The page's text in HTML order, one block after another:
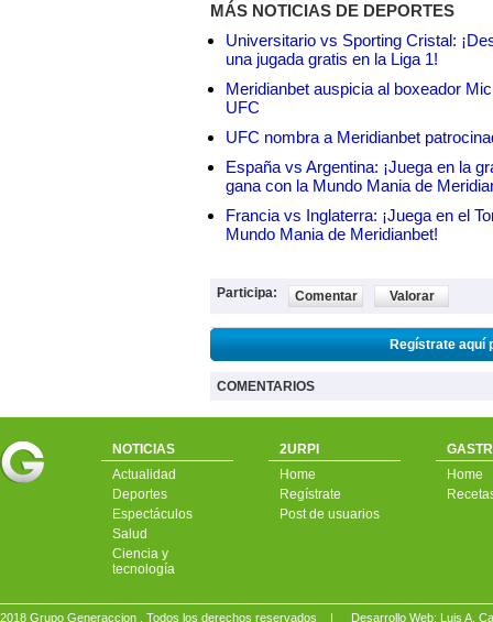
MÁS NOTICIAS DE DEPORTES
Universitario vs Sporting Cristal:
una jugada gratis en la Liga 1!
Meridianbet auspicia al boxeador
UFC
UFC nombra a Meridianbet
España vs Argentina: ¡Juega en la
gana con la Mundo Mania de
Francia vs Inglaterra: ¡Juega en el
Mundo Mania de Meridianbet!
Participa: Comentar Valorar
Regístrate aquí
COMENTARIOS
NOTICIAS
Actualidad
Deportes
Espectáculos
Salud
Ciencia y
tecnología
2URPI
Home
Regístrate
Post de usuarios
Home
2018 Grupo Generaccion . Todos los derechos reservados | Desarrollo Web: Luis